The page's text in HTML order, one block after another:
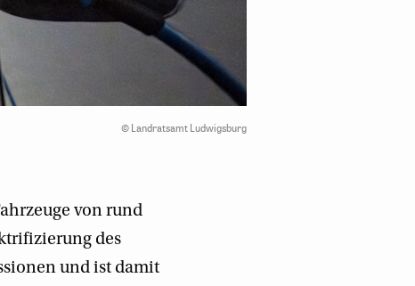
© Landratsamt Ludwigsburg
von rund
des
und ist damit